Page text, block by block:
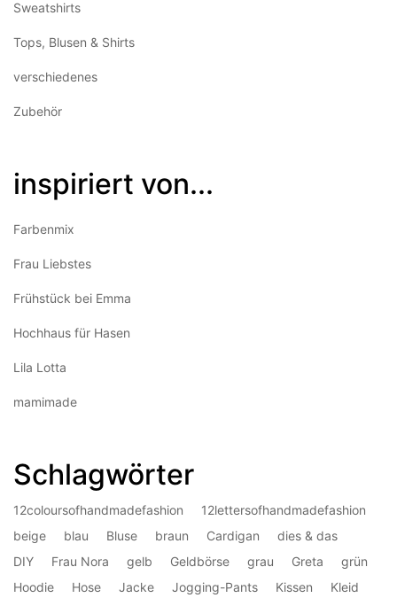
Sweatshirts
Tops, Blusen & Shirts
verschiedenes
Zubehör
inspiriert von...
Farbenmix
Frau Liebstes
Frühstück bei Emma
Hochhaus für Hasen
Lila Lotta
mamimade
Schlagwörter
12coloursofhandmadefashion
12lettersofhandmadefashion
beige
blau Bluse braun Cardigan
dies & das
DIY
Frau Nora gelb Geldbörse grau Greta
grün
Hoodie
Hose Jacke Jogging-Pants Kissen
Kleid